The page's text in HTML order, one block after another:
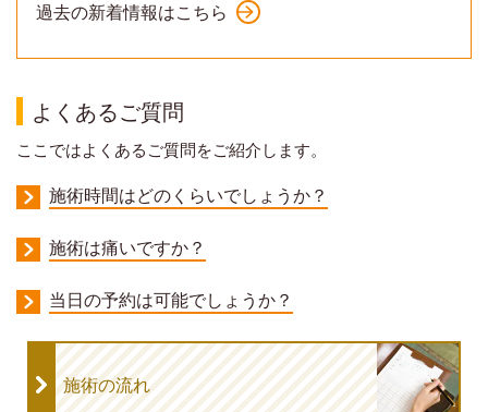
過去の新着情報はこちら
よくあるご質問
ここではよくあるご質問をご紹介します。
施術時間はどのくらいでしょうか？
施術は痛いですか？
当日の予約は可能でしょうか？
施術の流れ